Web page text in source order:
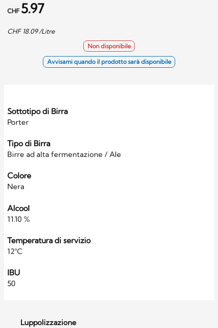
CHF 5.97
CHF 18.09/Litre
Non disponibile
Avvisami quando il prodotto sarà disponibile
Sottotipo di Birra
Porter
Tipo di Birra
Birre ad alta fermentazione / Ale
Colore
Nera
Alcool
11.10 %
Temperatura di servizio
12°C
IBU
50
Luppolizzazione